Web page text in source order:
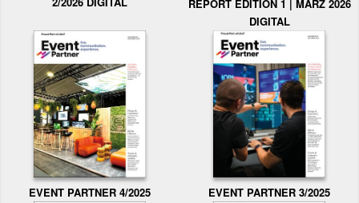
REPORT EDITION 1 | MÄRZ 2026
DIGITAL
EVENT PARTNER 4/2025 EVENT PARTNER 3/2025